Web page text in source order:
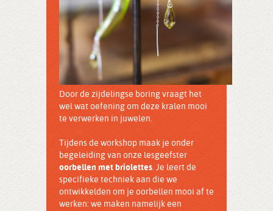
Door de zijdelingse boring vraagt het
wel wat oefening om deze kralen mooi
te verwerken in juwelen.
Tijdens de workshop maak je onder
begeleiding van onze lesgeefster
oorbellen met briolettes. Je leert de
specifieke techniek aan die we
ontwikkelden om je oorbellen mooi af te
werken: we maken namelijk een